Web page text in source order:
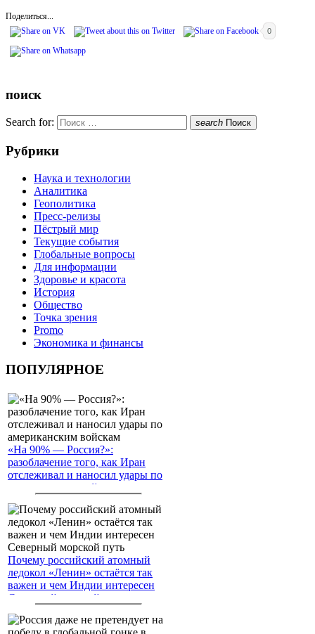
Поделиться...
0
поиск
Search for: search Поиск
Рубрики
Наука и технологии
Аналитика
Геополитика
Пресс-релизы
Пёстрый мир
Текущие события
Глобальные вопросы
Для информации
Здоровье и красота
История
Общество
Точка зрения
Promo
Экономика и финансы
ПОПУЛЯРНОЕ
«На 90% — Россия?»:
разоблачение того, как Иран
отслеживал и наносил удары по
американским войскам
Почему российский атомный
ледокол «Ленин» остаётся так
важен и чем Индии интересен
Северный морской путь